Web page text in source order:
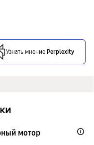
Узнать мнение Perplexity
мотор